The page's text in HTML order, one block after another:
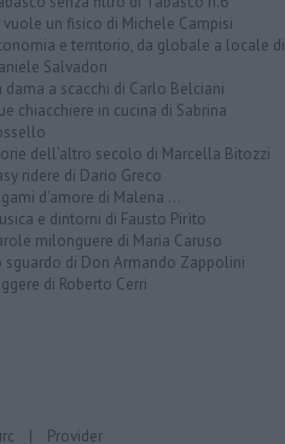
vuole un fisico di Michele Campisi
e territorio, da globale a locale di
Salvadori
dama a scacchi di Carlo Belciani
chiacchiere in cucina di Sabrina
dell'altro secolo di Marcella Bitozzi
ridere di Dario Greco
d'amore di Malena ...
e dintorni di Fausto Pirìto
milonguere di Maria Caruso
sguardo di Don Armando Zappolini
di Roberto Cerri
| Provider